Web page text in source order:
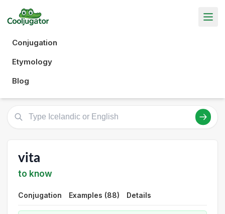
Conjugation
Etymology
Blog
vita
to know
Conjugation Examples (88) Details